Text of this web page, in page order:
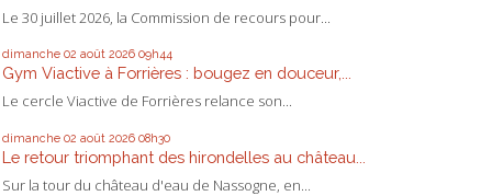
Le 30 juillet 2026, la Commission de recours pour...
dimanche 02 août 2026 09h44
Gym Viactive à Forrières : bougez en douceur,...
Le cercle Viactive de Forrières relance son...
dimanche 02 août 2026 08h30
Le retour triomphant des hirondelles au château...
Sur la tour du château d'eau de Nassogne, en...